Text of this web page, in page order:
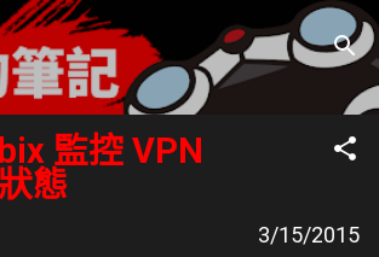
跳到主要內容
筆記
監控 VPN
態
3/15/2015